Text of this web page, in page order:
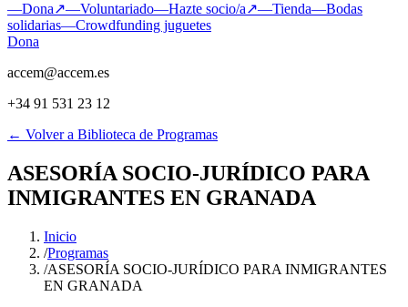
—Dona↗—Voluntariado—Hazte socio/a↗—Tienda—Bodas
solidarias—Crowdfunding juguetes
Dona
accem@accem.es
+34 91 531 23 12
← Volver a Biblioteca de Programas
​​ASESORÍA SOCIO-JURÍDICO PARA
INMIGRANTES EN GRANADA​
Inicio
/Programas
/​​ASESORÍA SOCIO-JURÍDICO PARA INMIGRANTES
EN GRANADA​